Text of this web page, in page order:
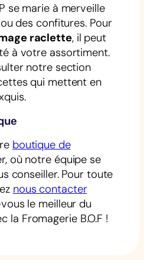
se marie à merveille
des confitures. Pour
raclette, il peut
à votre assortiment.
notre section
qui mettent en
boutique de
où notre équipe se
conseiller. Pour toute
nous contacter
le meilleur du
la Fromagerie B.O.F !